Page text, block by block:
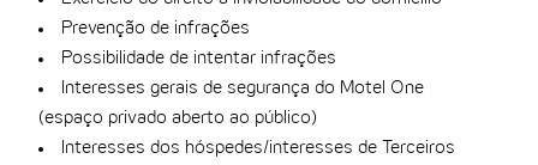
Prevenção de infrações
Possibilidade de intentar infrações
Interesses gerais de segurança do Motel One
(espaço privado aberto ao público)
Interesses dos hóspedes/interesses de Terceiros